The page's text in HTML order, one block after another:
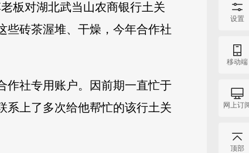
板对湖北武当山农商银行土关
些砖茶渥堆、干燥，今年合作社
作社专用账户。因前期一直忙于
系上了多次给他帮忙的该行土关
设置
移动端
网上订
顶部